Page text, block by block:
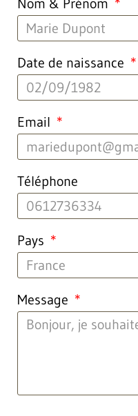
Nom & Prénom
Date de naissance
Email
Téléphone
Pays
Message